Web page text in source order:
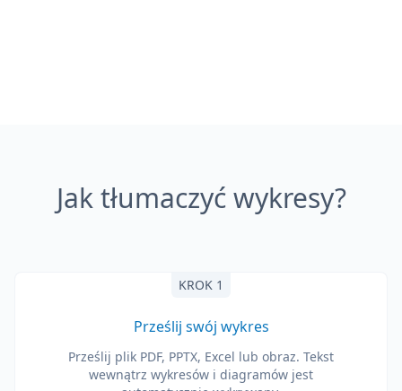
Jak tłumaczyć wykresy?
KROK 1
Prześlij swój wykres
Prześlij plik PDF, PPTX, Excel lub obraz. Tekst
wewnątrz wykresów i diagramów jest